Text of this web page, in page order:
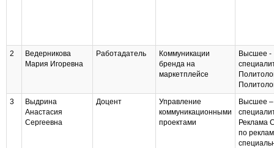
2
Ведерникова
Мария Игоревна
Работадатель
Коммуникации
бренда на
маркетплейсе
Высшее -
3
Выдрина
Анастасия
Сергеевна
Доцент
Управление
коммуникационными
проектами
Высшее –
Реклама
по